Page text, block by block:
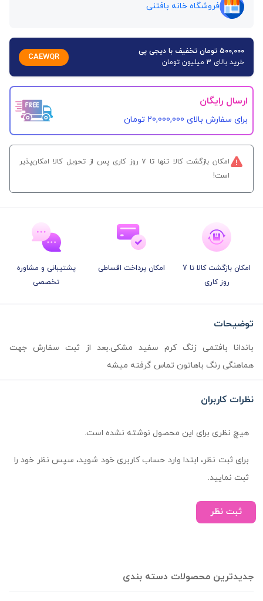
فروشگاه خانه بافتنی
۵۰۰,۰۰۰ تومان تخفیف با دیجی پی
خرید بالای 3 میلیون تومان
CAEWQR
ارسال رایگان
برای سفارش‌ بالای 20,000,000 تومان
امکان بازگشت کالا تنها تا ۷ روز کاری پس از تحویل کالا امکان‌پذیر
است!
امکان بازگشت کالا تا 7
روز کاری
امکان پرداخت اقساطی
پشتیبانی و مشاوره
تخصصی
توضیحات
باندانا بافتمی زنگ کرم سفید مشکی.بعد از ثبت سفارش جهت
هماهنگی رنگ باهاتون تماس گرفته میشه
نظرات کاربران
هیچ نظری برای این محصول نوشته نشده است.
برای ثبت نظر، ابتدا وارد حساب کاربری خود شوید، سپس نظر خود را
ثبت نمایید.
ثبت نظر
جدیدترین محصولات دسته بندی